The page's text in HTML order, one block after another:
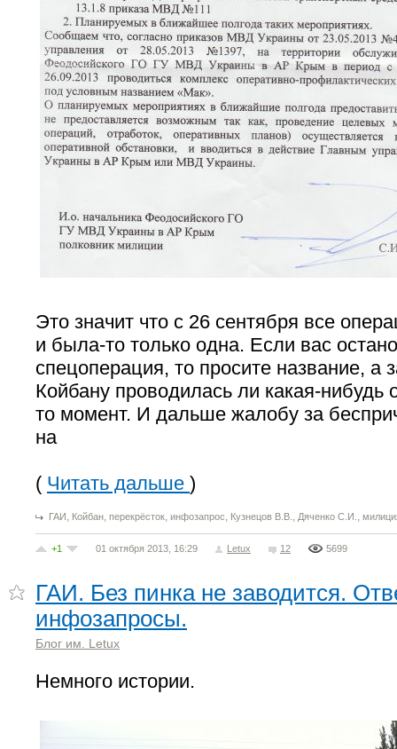
Это значит что с 26 сентября все
и была-то только одна. Если вас
спецоперация, то просите название, а
Койбану проводилась ли какая-нибудь
то момент. И дальше жалобу за
на
( Читать дальше )
ГАИ, Койбан, перекрёсток, инфозапрос, Кузнецов В.В. , Дяченко С.И. ,
+1 01 октября 2013, 16:29 Letux 12 5699
ГАИ. Без пинка не заводится.
инфозапросы.
Блог им. Letux
Немного истории.